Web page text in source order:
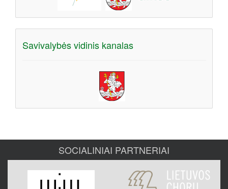
Savivalybės vidinis kanalas
SOCIALINIAI PARTNERIAI